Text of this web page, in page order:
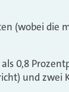
(wobei die
0,8
und zwei